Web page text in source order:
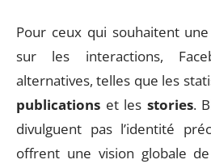
Pour ceux qui souhaitent
sur les interactions,
alternatives, telles que les
publications et les stories.
divulguent pas l’identité
offrent une vision globale